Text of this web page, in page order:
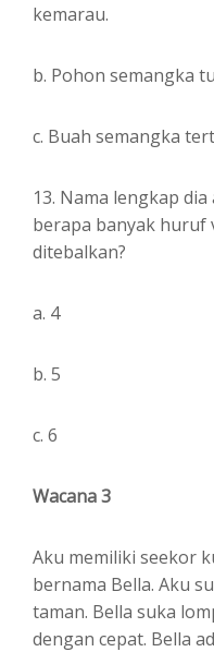
kemarau.
b. Pohon semangka
c. Buah semangka
13. Nama lengkap dia
berapa banyak huruf
ditebalkan?
a. 4
b. 5
c. 6
Wacana 3
Aku memiliki seekor
bernama Bella. Aku
taman. Bella suka
dengan cepat. Bella